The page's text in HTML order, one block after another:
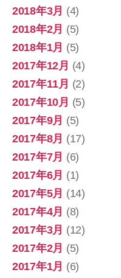
2018年3月 (4)
2018年2月 (5)
2018年1月 (5)
2017年12月 (4)
2017年11月 (2)
2017年10月 (5)
2017年9月 (5)
2017年8月 (17)
2017年7月 (6)
2017年6月 (1)
2017年5月 (14)
2017年4月 (8)
2017年3月 (12)
2017年2月 (5)
2017年1月 (6)